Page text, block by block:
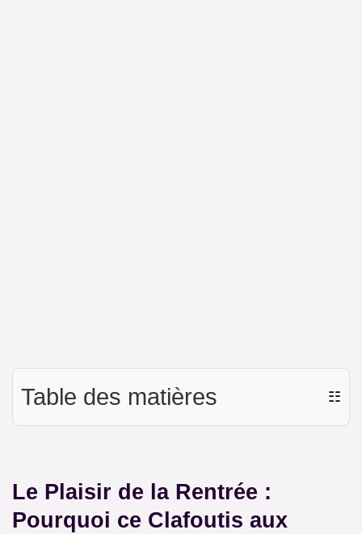
Table des matières ☷
Le Plaisir de la Rentrée :
Pourquoi ce Clafoutis aux